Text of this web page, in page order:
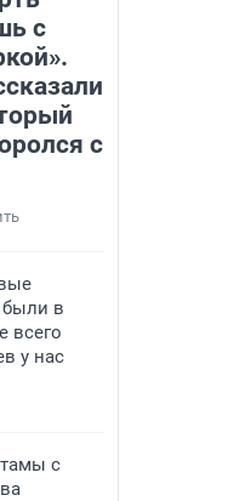
с
с
были в
всего
у нас
с